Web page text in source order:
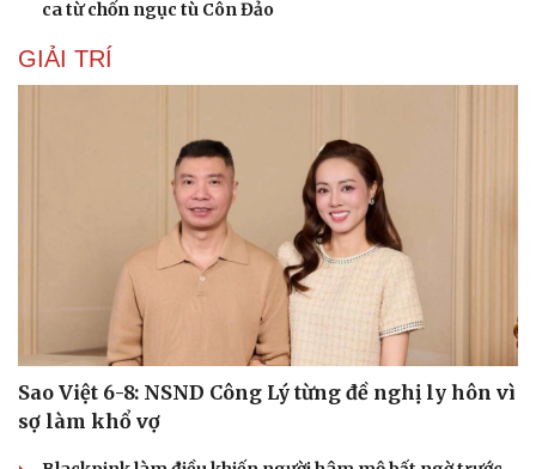
ca từ chốn ngục tù Côn Đảo
GIẢI TRÍ
Sao Việt 6-8: NSND Công Lý từng đề nghị ly hôn vì
sợ làm khổ vợ